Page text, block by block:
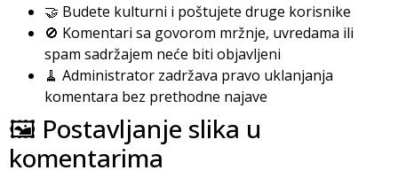
🤝 Budete kulturni i poštujete druge korisnike
🚫 Komentari sa govorom mržnje, uvredama ili
spam sadržajem neće biti objavljeni
🧹 Administrator zadržava pravo uklanjanja
komentara bez prethodne najave
🖼️ Postavljanje slika u
komentarima